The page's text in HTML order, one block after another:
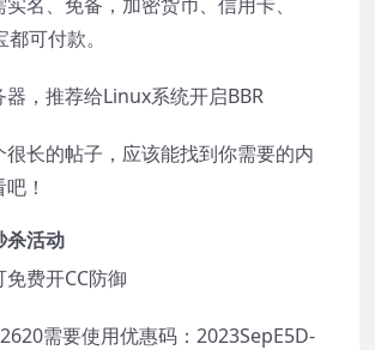
可付款。
，推荐给Linux系统开启BBR
长的帖子，应该能找到你需要的内
！
杀活动
费开CC防御
需要使用优惠码：2023SepE5D-